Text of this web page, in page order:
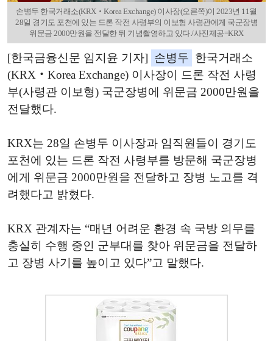
손병두 한국거래소(KRX‧Korea Exchange) 이사장(오른쪽)이 2023년 11월
28일 경기도 포천에 있는 드론 작전 사령부의 이보형 사령관에게 국군장병
위문금 2000만원을 전달한 뒤 기념촬영하고 있다./사진제공=KRX
[한국금융신문 임지윤 기자] 손병두 한국거래소
(KRX‧Korea Exchange) 이사장이 드론 작전 사령
부(사령관 이보형) 국군장병에 위문금 2000만원을
전달했다.
KRX는 28일 손병두 이사장과 임직원들이 경기도
포천에 있는 드론 작전 사령부를 방문해 국군장병
에게 위문금 2000만원을 전달하고 장병 노고를 격
려했다고 밝혔다.
KRX 관계자는 “매년 어려운 환경 속 국방 의무를
충실히 수행 중인 군부대를 찾아 위문금을 전달하
고 장병 사기를 높이고 있다”고 말했다.